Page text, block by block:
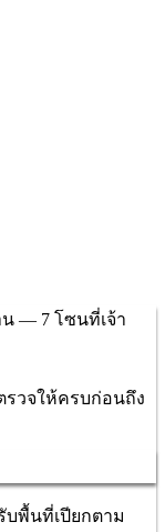
รวจให้ครบก่อนถึง
พื้นที่เปียกตาม